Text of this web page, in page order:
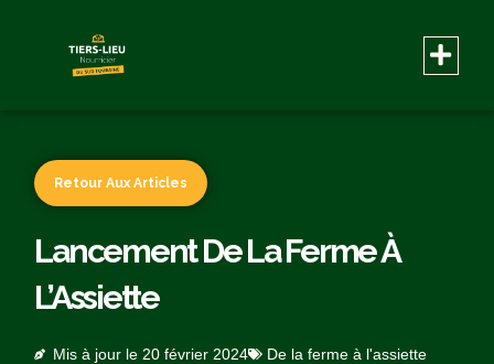
Retour Aux Articles
Lancement De La Ferme À
L’Assiette
Mis à jour le 20 février 2024 De la ferme à l'assiette